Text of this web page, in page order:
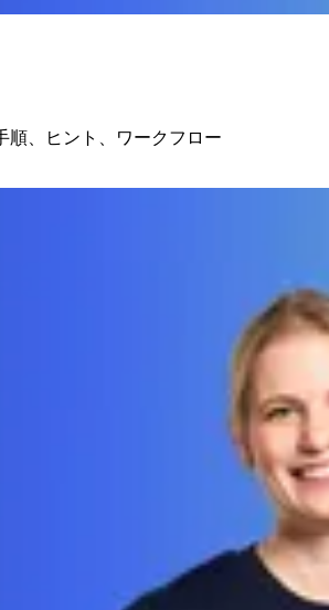
順、ヒント、ワークフロー